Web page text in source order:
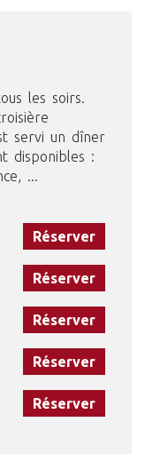
les soirs.
servi un dîner
disponibles :
...
Réserver
Réserver
Réserver
Réserver
Réserver